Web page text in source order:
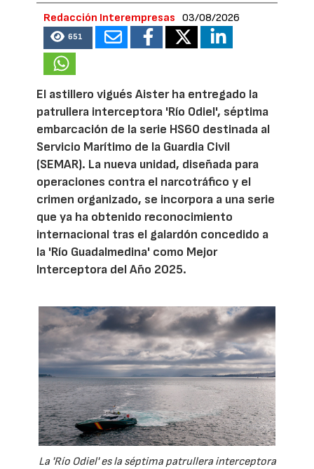
Redacción Interempresas 03/08/2026
651
El astillero vigués Aister ha entregado la
patrullera interceptora 'Río Odiel', séptima
embarcación de la serie HS60 destinada al
Servicio Marítimo de la Guardia Civil
(SEMAR). La nueva unidad, diseñada para
operaciones contra el narcotráfico y el
crimen organizado, se incorpora a una serie
que ya ha obtenido reconocimiento
internacional tras el galardón concedido a
la 'Río Guadalmedina' como Mejor
Interceptora del Año 2025.
La 'Río Odiel' es la séptima patrullera interceptora